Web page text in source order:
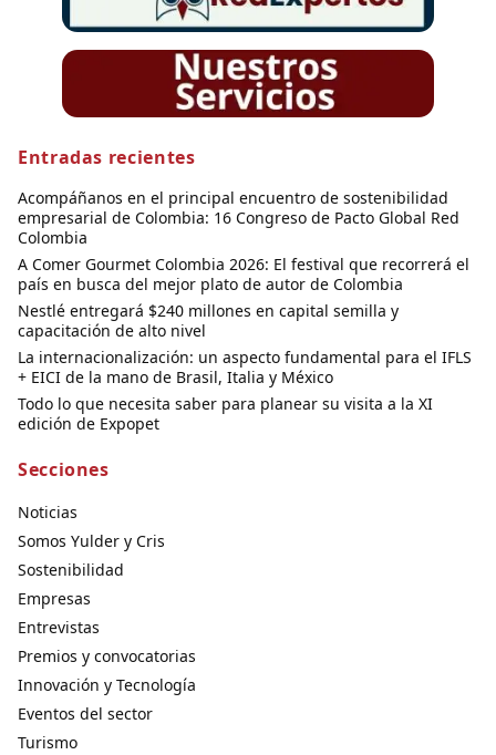
Entradas recientes
Acompáñanos en el principal encuentro de sostenibilidad
empresarial de Colombia: 16 Congreso de Pacto Global Red
Colombia
A Comer Gourmet Colombia 2026: El festival que recorrerá el
país en busca del mejor plato de autor de Colombia
Nestlé entregará $240 millones en capital semilla y
capacitación de alto nivel
La internacionalización: un aspecto fundamental para el IFLS
+ EICI de la mano de Brasil, Italia y México
Todo lo que necesita saber para planear su visita a la XI
edición de Expopet
Secciones
Noticias
Somos Yulder y Cris
Sostenibilidad
Empresas
Entrevistas
Premios y convocatorias
Innovación y Tecnología
Eventos del sector
Turismo